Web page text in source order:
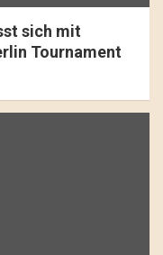
sich mit
Tournament